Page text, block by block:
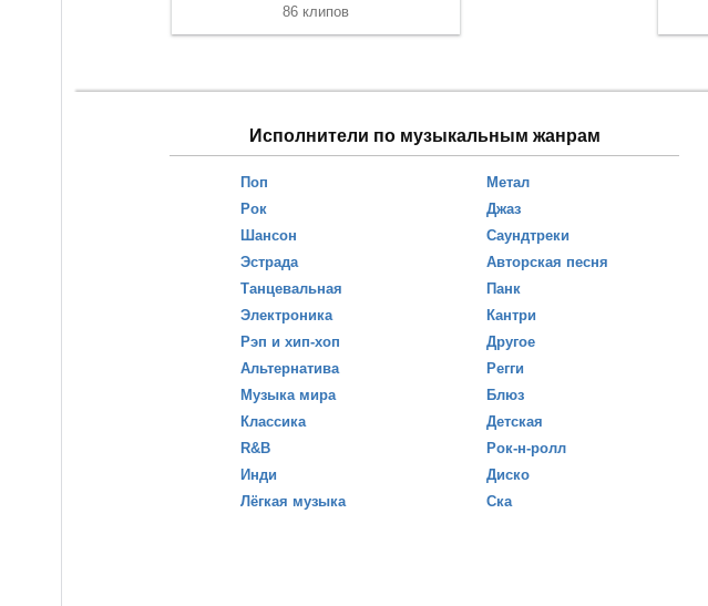
86 клипов
Исполнители по музыкальным жанрам
Поп
Рок
Шансон
Эстрада
Танцевальная
Электроника
Рэп и хип-хоп
Альтернатива
Музыка мира
Классика
R&B
Инди
Лёгкая музыка
Метал
Джаз
Саундтреки
Авторская песня
Панк
Кантри
Другое
Регги
Блюз
Детская
Рок-н-ролл
Диско
Ска